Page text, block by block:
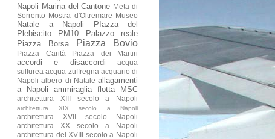
Napoli Marina del Cantone Meta di
Sorrento Mostra d'Oltremare Museo
Natale a Napoli
PIazza del
Plebiscito
PM10
Palazzo reale
Piazza Borsa
Piazza Bovio
Piazza Carità Piazza dei Martiri
accordi e disaccordi
acqua
sulfurea acqua zuffregna acquario di
Napoli albero di Natale allagamenti
a Napoli
ammiraglia flotta MSC
architettura XIII secolo a Napoli
architettura XIX secolo a Napoli
architettura XVII secolo Napoli
architettura XX secolo a Napoli
architettura del XVIII secolo a Napoli